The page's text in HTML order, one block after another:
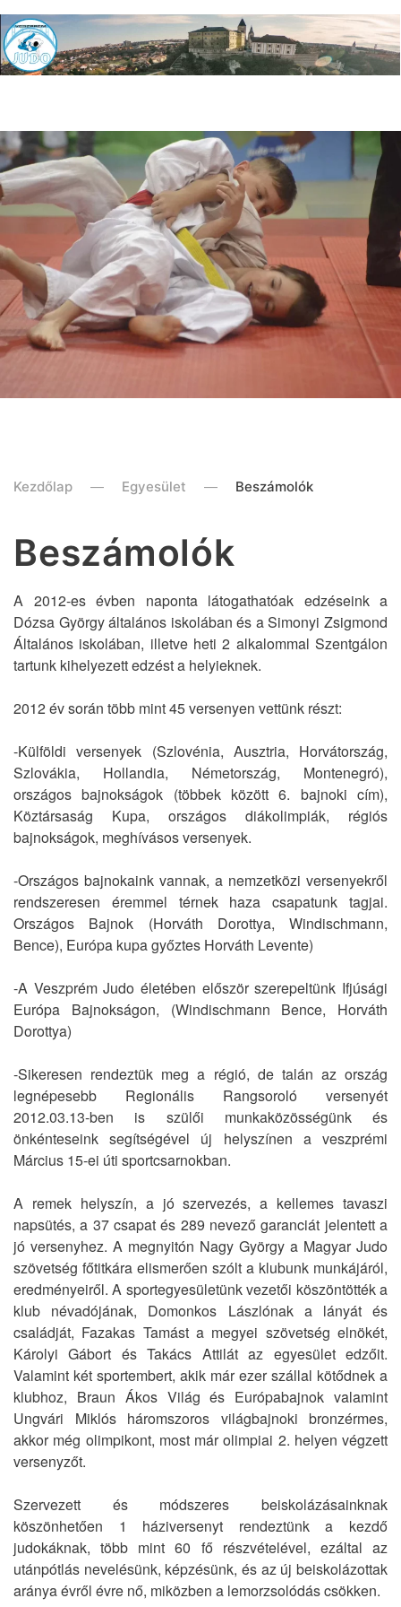
Kezdőlap Egyesület Beszámolók
Beszámolók
A 2012-es évben naponta látogathatóak edzéseink a
Dózsa György általános iskolában és a Simonyi Zsigmond
Általános iskolában, illetve heti 2 alkalommal Szentgálon
tartunk kihelyezett edzést a helyieknek.
2012 év során több mint 45 versenyen vettünk részt:
-Külföldi versenyek (Szlovénia, Ausztria, Horvátország,
Szlovákia, Hollandia, Németország, Montenegró),
országos bajnokságok (többek között 6. bajnoki cím),
Köztársaság Kupa, országos diákolimpiák, régiós
bajnokságok, meghívásos versenyek.
-Országos bajnokaink vannak, a nemzetközi versenyekről
rendszeresen éremmel térnek haza csapatunk tagjai.
Országos Bajnok (Horváth Dorottya, Windischmann,
Bence), Európa kupa győztes Horváth Levente)
-A Veszprém Judo életében először szerepeltünk Ifjúsági
Európa Bajnokságon, (Windischmann Bence, Horváth
Dorottya)
-Sikeresen rendeztük meg a régió, de talán az ország
legnépesebb Regionális Rangsoroló versenyét
2012.03.13-ben is szülői munkaközösségünk és
önkénteseink segítségével új helyszínen a veszprémi
Március 15-ei úti sportcsarnokban.
A remek helyszín, a jó szervezés, a kellemes tavaszi
napsütés, a 37 csapat és 289 nevező garanciát jelentett a
jó versenyhez. A megnyitón Nagy György a Magyar Judo
szövetség főtitkára elismerően szólt a klubunk munkájáról,
eredményeiről. A sportegyesületünk vezetői köszöntötték a
klub névadójának, Domonkos Lászlónak a lányát és
családját, Fazakas Tamást a megyei szövetség elnökét,
Károlyi Gábort és Takács Attilát az egyesület edzőit.
Valamint két sportembert, akik már ezer szállal kötődnek a
klubhoz, Braun Ákos Világ és Európabajnok valamint
Ungvári Miklós háromszoros világbajnoki bronzérmes,
akkor még olimpikont, most már olimpiai 2. helyen végzett
versenyzőt.
Szervezett és módszeres beiskolázásainknak
köszönhetően 1 háziversenyt rendeztünk a kezdő
judokáknak, több mint 60 fő részvételével, ezáltal az
utánpótlás nevelésünk, képzésünk, és az új beiskolázottak
aránya évről évre nő, miközben a lemorzsolódás csökken.